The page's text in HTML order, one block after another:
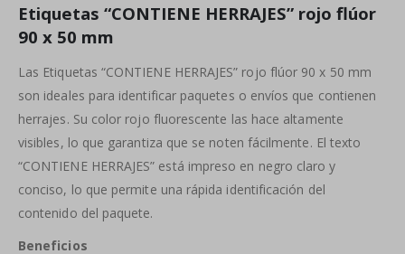
Etiquetas “CONTIENE HERRAJES” rojo flúor
90 x 50 mm
Las Etiquetas “CONTIENE HERRAJES” rojo flúor 90 x 50 mm
son ideales para identificar paquetes o envíos que contienen
herrajes. Su color rojo fluorescente las hace altamente
visibles, lo que garantiza que se noten fácilmente. El texto
“CONTIENE HERRAJES” está impreso en negro claro y
conciso, lo que permite una rápida identificación del
contenido del paquete.
Beneficios